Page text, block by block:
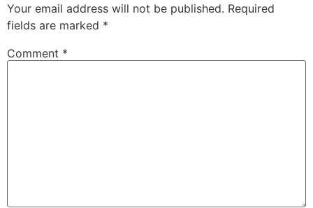
Your email address will not be published. Required
fields are marked *
Comment *